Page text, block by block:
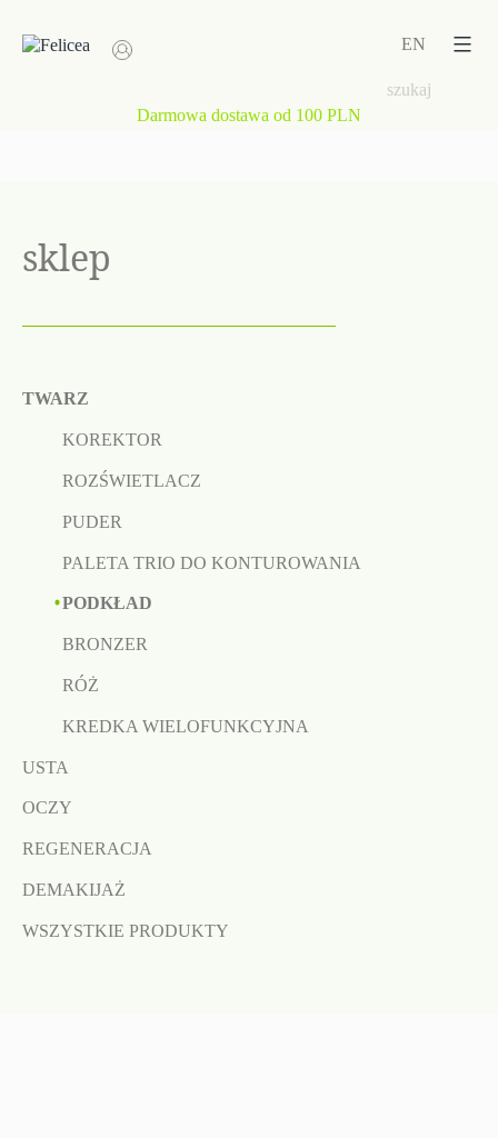
treści
EN
Darmowa dostawa od 100 PLN
sklep
TWARZ
KOREKTOR
ROZŚWIETLACZ
PUDER
PALETA TRIO DO KONTUROWANIA
PODKŁAD
BRONZER
RÓŻ
KREDKA WIELOFUNKCYJNA
USTA
OCZY
REGENERACJA
DEMAKIJAŻ
WSZYSTKIE PRODUKTY